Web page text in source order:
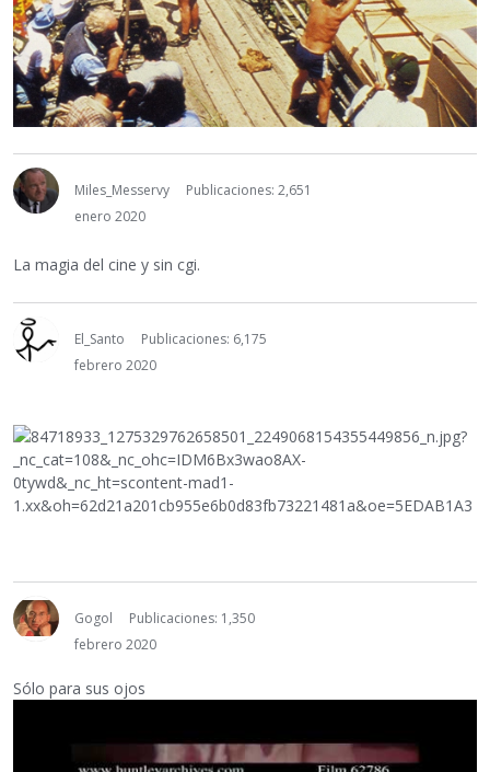
Miles_Messervy
Publicaciones: 2,651
enero 2020
La magia del cine y sin cgi.
El_Santo
Publicaciones: 6,175
febrero 2020
Gogol
Publicaciones: 1,350
febrero 2020
Sólo para sus ojos